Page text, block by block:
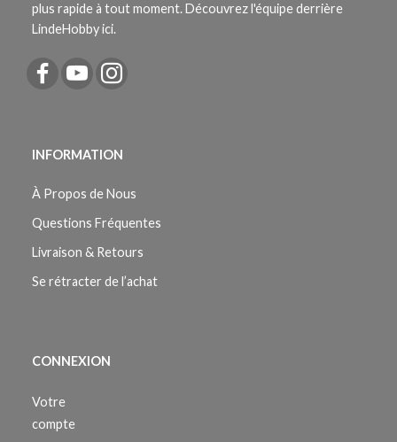
plus rapide à tout moment. Découvrez l'équipe derrière
LindeHobby ici.
INFORMATION
À Propos de Nous
Questions Fréquentes
Livraison & Retours
Se rétracter de l’achat
CONNEXION
Votre
compte